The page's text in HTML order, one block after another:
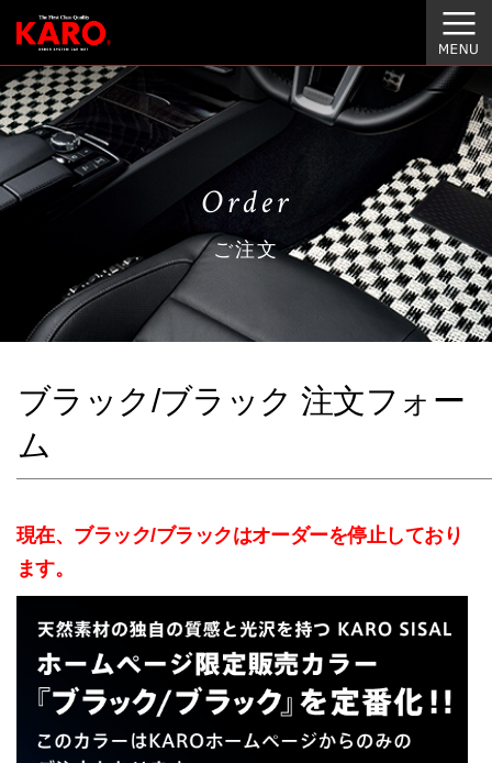
Order
ご注文
ブラック/ブラック 注文フォー
ム
現在、ブラック/ブラックはオーダーを停止しており
ます。